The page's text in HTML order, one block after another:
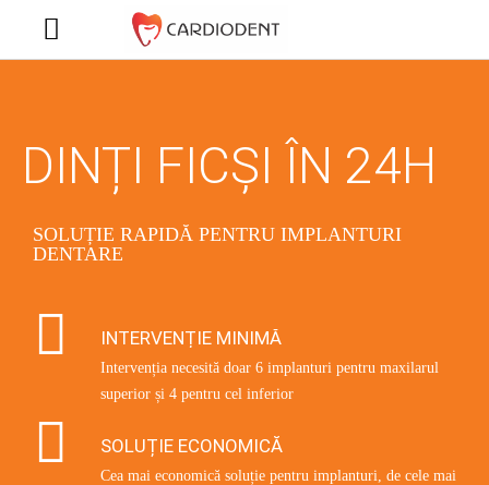
DINȚI FICȘI ÎN 24H
SOLUȚIE RAPIDĂ PENTRU IMPLANTURI
DENTARE
INTERVENȚIE MINIMĂ
Intervenția necesită doar 6 implanturi pentru maxilarul
superior și 4 pentru cel inferior
SOLUȚIE ECONOMICĂ
Cea mai economică soluție pentru implanturi, de cele mai